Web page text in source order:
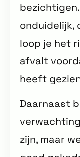
onduidelijk,
loop je het
afvalt
heeft
Daarnaast
zijn, maar